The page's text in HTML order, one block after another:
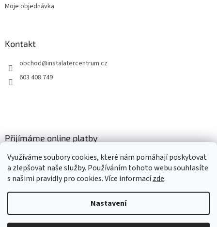
Využíváme soubory cookies, které nám pomáhají poskytovat
a zlepšovat naše služby. Používáním tohoto webu souhlasíte
s našimi pravidly pro cookies. Více informacízde.
Nastavení
Moje objednávka
Kontakt
obchod@instalatercentrum.cz
603 408 749
Přijímáme online platby
Vytvořil Shoptet